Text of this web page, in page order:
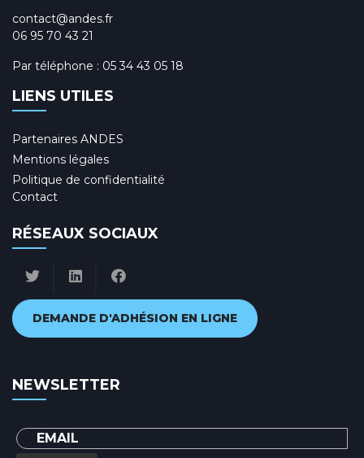
contact@andes.fr
06 95 70 43 21
Par téléphone : 05 34 43 05 18
LIENS UTILES
Partenaires ANDES
Mentions légales
Politique de confidentialité
Contact
RÉSEAUX SOCIAUX
DEMANDE D'ADHÉSION EN LIGNE
NEWSLETTER